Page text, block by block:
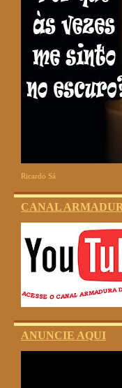
Ricardo Sá
CANAL
ANUNCIE AQUI